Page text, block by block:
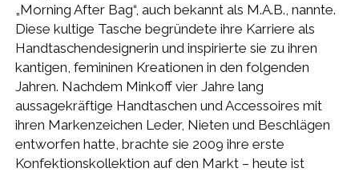
„Morning After Bag“, auch bekannt als M.A.B., nannte.
Diese kultige Tasche begründete ihre Karriere als
Handtaschendesignerin und inspirierte sie zu ihren
kantigen, femininen Kreationen in den folgenden
Jahren. Nachdem Minkoff vier Jahre lang
aussagekräftige Handtaschen und Accessoires mit
ihren Markenzeichen Leder, Nieten und Beschlägen
entworfen hatte, brachte sie 2009 ihre erste
Konfektionskollektion auf den Markt – heute ist